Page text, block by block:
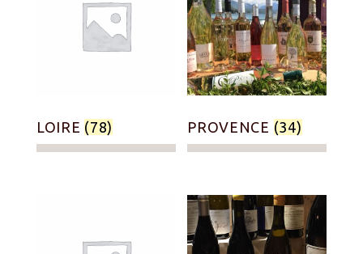
LOIRE (78) PROVENCE (34)